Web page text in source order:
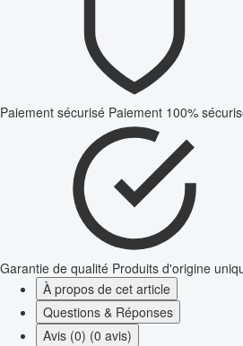
Paiement sécurisé Paiement 100%
Garantie de qualité Produits d'origine
À propos de cet article
Questions & Réponses
Avis (0) (0 avis)